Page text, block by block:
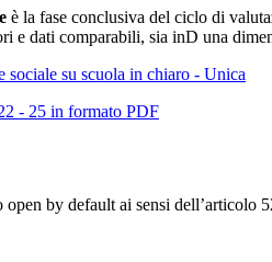
è la fase conclusiva del ciclo di
e dati comparabili, sia inD una
sociale su scuola in chiaro - Unica
- 25 in formato PDF
by default ai sensi dell’articolo